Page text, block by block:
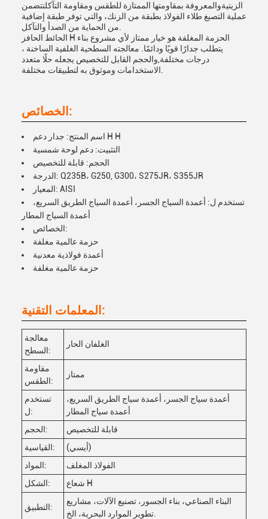
الزيتيةوالمعروفة بمقاومتها الممتازة للطقس ومقاومة التآكلتتضمن
عملية التصبغ طلاء الفولاذ بطبقة من الزنك، والتي توفر طبقة إضافية
الحائط الحافز H الحزمة المغلفة هو خيار ممتاز لأي مشروع بناء
يتطلب جدارًا قويًا ودائمًا. معالجته السطحية الغلفية الساخنة ،
درجات مختلفة,والحجم القابل للتخصيص يجعله حلًا متعدد
الخصائص:
اسم المنتج: جدار دعم H H
التثبيت: دعم لوحة شمسية
الحجم: قابلة للتخصيص
الدرجة: Q235B، G250, G300، S275JR، S355JR
المعيار: AISI
تستخدم ل: أعمدة السياج الجسر، أعمدة السياج الطريق السريع،
أعمدة السياج المطار
الخصائص:
حزمة عالمية مغلفة
أعمدة فولاذية معدنية
حزمة عالمية مغلفة
المعلمات التقنية:
معالجة
السطح:
الغلفان الحار
مقاومة
الطقس:
ممتاز
تستخدم
ل:
أعمدة سياج الجسر، أعمدة سياج الطريق السريع،
أعمدة سياج المطار
الحجم:
قابلة للتخصيص
القياسية:
(أيسي)
المواد:
الفولاذ المغلف
الشكل:
شعاع H
التطبيق:
البناء الصناعي، بناء الجسور، تصنيع الآلات، مشاريع